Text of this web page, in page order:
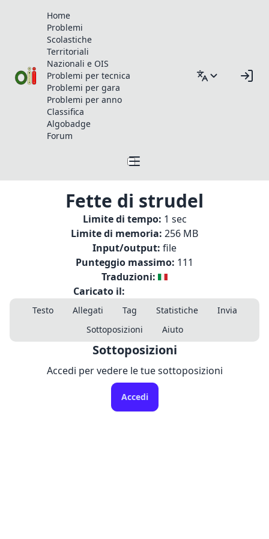
Home
Problemi
Scolastiche
Territoriali
Nazionali e OIS
Problemi per tecnica
Problemi per gara
Problemi per anno
Classifica
Algobadge
Forum
Fette di strudel
Limite di tempo: 1 sec
Limite di memoria: 256 MB
Input/output: file
Punteggio massimo: 111
Traduzioni:
Caricato il:
Testo Allegati Tag Statistiche
Invia
Sottoposizioni
Aiuto
Sottoposizioni
Accedi per vedere le tue sottoposizioni
Accedi